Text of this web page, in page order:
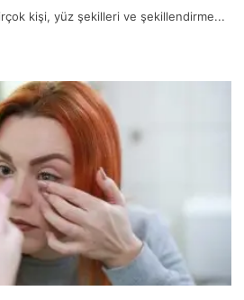
kişi, yüz şekilleri ve şekillendirme...